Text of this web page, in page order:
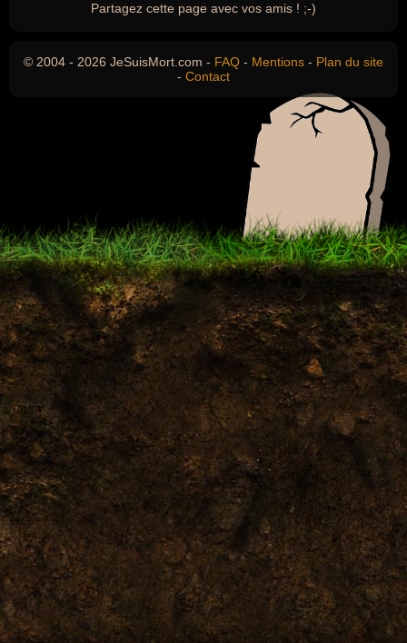
Partagez cette page avec vos amis ! ;-)
© 2004 - 2026 JeSuisMort.com - FAQ - Mentions - Plan du site
- Contact